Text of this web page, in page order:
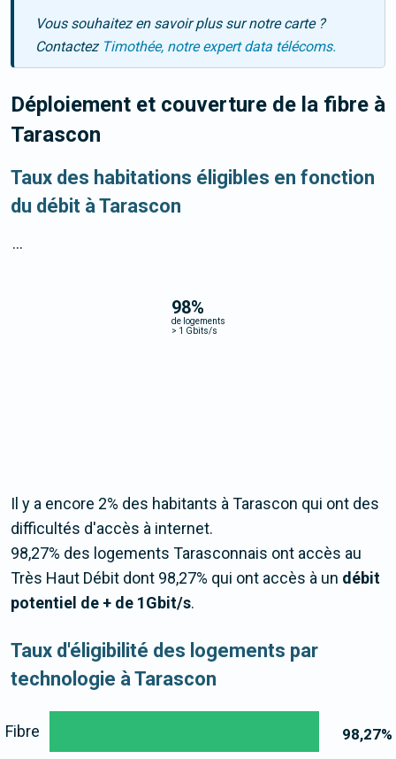
Vous souhaitez en savoir plus sur notre carte ?
Contactez Timothée, notre expert data télécoms.
Déploiement et couverture de la fibre à
Tarascon
Taux des habitations éligibles en fonction
du débit à Tarascon
98%
de logements
> 1 Gbits/s
...
Il y a encore 2% des habitants à Tarascon qui ont des
difficultés d'accès à internet.
98,27% des logements Tarasconnais ont accès au
Très Haut Débit dont 98,27% qui ont accès à un débit
potentiel de + de 1Gbit/s.
Taux d'éligibilité des logements par
technologie à Tarascon
98,27%
Fibre